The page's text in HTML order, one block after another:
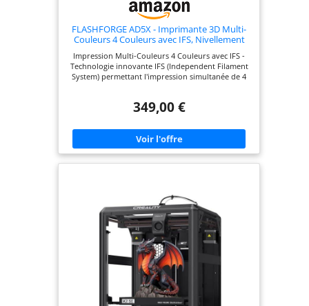
FLASHFORGE AD5X - Imprimante 3D Multi-
Couleurs 4 Couleurs avec IFS, Nivellement
300°C, Format d'impression
220x220x220mm - FDM (AD5X)
Impression Multi-Couleurs 4 Couleurs avec IFS -
Technologie innovante IFS (Independent Filament
System) permettant l'impression simultanée de 4
Ultra-Rapide jusqu'à 600 mm/s - Impression haute
pour les professionnels et les passionnés
souhaitant gagner du temps. Nivellement
Automatique Précis - Système de calibration
automatique pour un lit d'impression
Matériaux - Prend en charge une large gamme de
filaments (PLA, ABS, PETG, TPU) pour des
applications variées, du prototypage à la
fabrication de pièces fonctionnelles. Grande Zone
d'Impression (220x220x220 mm) & Conception
Stable - Structure rigide en alliage d'aluminium et
volume d'impression généreux pour des projets
de taille moyenne à grande avec une excellente
stabilité.
349,00 €